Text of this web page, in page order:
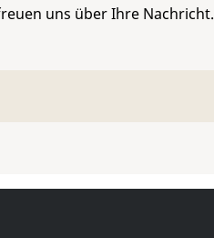
uns über Ihre Nachricht.